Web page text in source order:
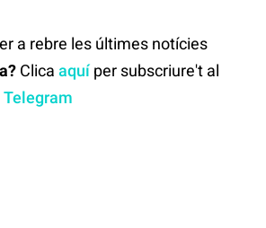
a rebre les últimes notícies
Clica aquíper subscriure't al
Telegram